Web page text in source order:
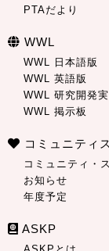
PTAだより
WWL
WWL 日本語版
WWL 英語版
WWL 研究開発
WWL 掲示板
コミュニティ
コミュニティ・
お知らせ
年度予定
ASKP